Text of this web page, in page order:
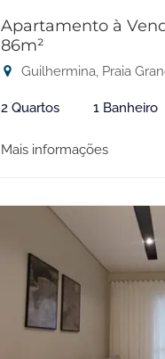
Apartamento à
86m²
Guilhermina, Praia
2 Quartos 1 Banheiro
Mais informações